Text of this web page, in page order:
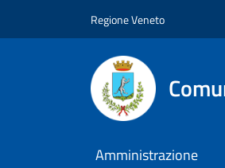
Regione Veneto
Amministrazione